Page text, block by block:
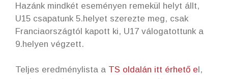
Hazánk mindkét eseményen remekül helyt állt,
U15 csapatunk 5.helyet szerezte meg, csak
Franciaországtól kapott ki, U17 válogatottunk a
9.helyen végzett.
Teljes eredménylista a TS oldalán itt érhető e l,